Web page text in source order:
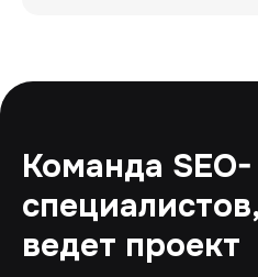
Команда SEO-
ведет проект